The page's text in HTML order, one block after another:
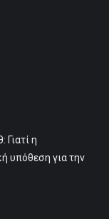
Γιατί η
υπόθεση για την